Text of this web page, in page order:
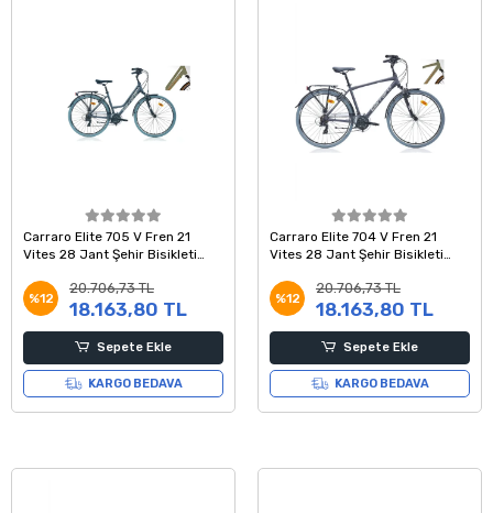
Carraro Elite 705 V Fren 21
Vites 28 Jant Şehir Bisikleti
43 Kadro
%12
20.706,73 TL
18.163,80 TL
Sepete Ekle
KARGO BEDAVA
Carraro Elite 704 V Fren 21
Vites 28 Jant Şehir Bisikleti
52 Kadro
%12
20.706,73 TL
18.163,80 TL
Sepete Ekle
KARGO BEDAVA